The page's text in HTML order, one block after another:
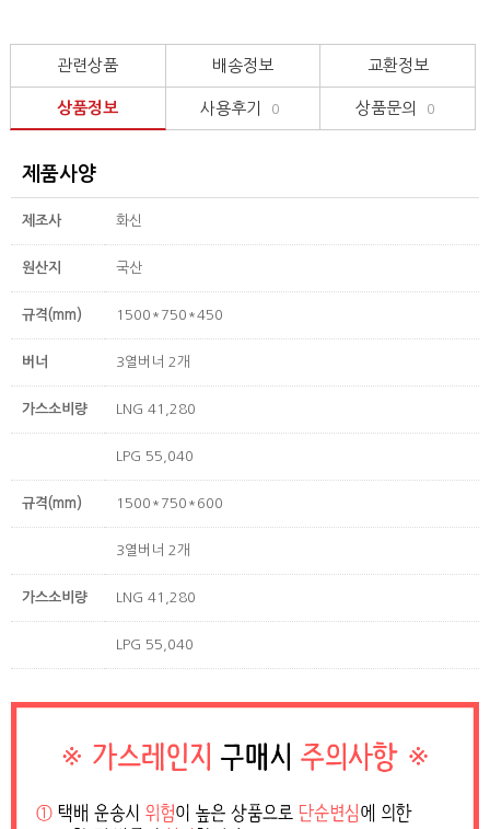
관련상품 배송정보 교환정보
상품정보 사용후기 0 상품문의 0
제품사양
제조사 화신
원산지 국산
규격(mm) 1500*750*450
버너 3열버너 2개
가스소비량 LNG 41,280
LPG 55,040
규격(mm) 1500*750*600
3열버너 2개
가스소비량 LNG 41,280
LPG 55,040